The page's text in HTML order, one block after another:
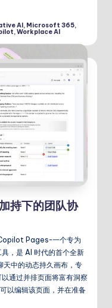
AI Microsoft 365
,Workplace AI
持下的团队协
Pages-一个专为
，是 AI 时代的首个全新
中的动态持久画布，专
通过并排页面将富有洞察
以编辑该页面，并在准备